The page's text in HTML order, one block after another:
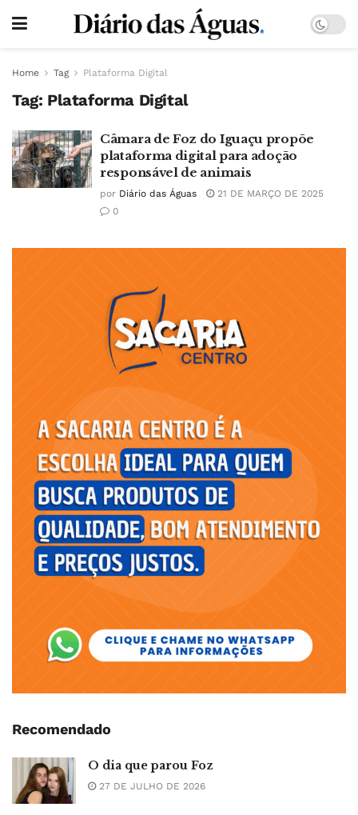
Home Tag Plataforma Digital
Tag: Plataforma Digital
Câmara de Foz do Iguaçu propõe
plataforma digital para adoção
responsável de animais
por Diário das Águas
21 DE MARÇO DE 2025
0
Recomendado
O dia que parou Foz
27 DE JULHO DE 2026